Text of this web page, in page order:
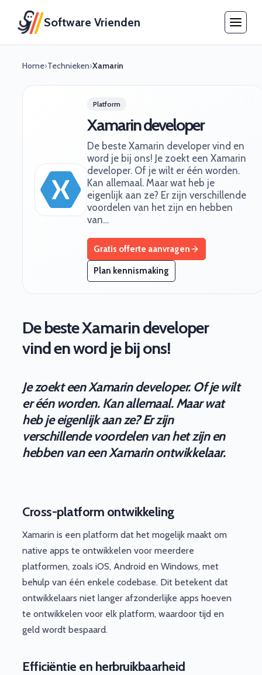
Software Vrienden
Home›Technieken›Xamarin
Platform
Xamarin developer
De beste Xamarin developer vind en
word je bij ons! Je zoekt een Xamarin
developer. Of je wilt er één worden.
Kan allemaal. Maar wat heb je
eigenlijk aan ze? Er zijn verschillende
voordelen van het zijn en hebben
van…
Gratis offerte aanvragen
Plan kennismaking
De beste Xamarin developer
vind en word je bij ons!
Je zoekt een Xamarin developer. Of je wilt
er één worden. Kan allemaal. Maar wat
heb je eigenlijk aan ze? Er zijn
verschillende voordelen van het zijn en
hebben van een Xamarin ontwikkelaar.
Cross-platform ontwikkeling
Xamarin is een platform dat het mogelijk maakt om
native apps te ontwikkelen voor meerdere
platformen, zoals iOS, Android en Windows, met
behulp van één enkele codebase. Dit betekent dat
ontwikkelaars niet langer afzonderlijke apps hoeven
te ontwikkelen voor elk platform, waardoor tijd en
geld wordt bespaard.
Efficiëntie en herbruikbaarheid